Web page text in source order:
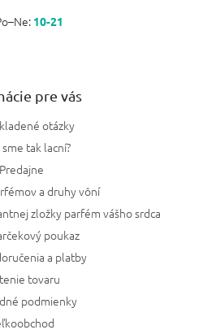
10-21
pre vás
otázky
tak lacní?
Predajne
a druhy vôní
zložky parfém vášho srdca
poukaz
a platby
tovaru
podmienky